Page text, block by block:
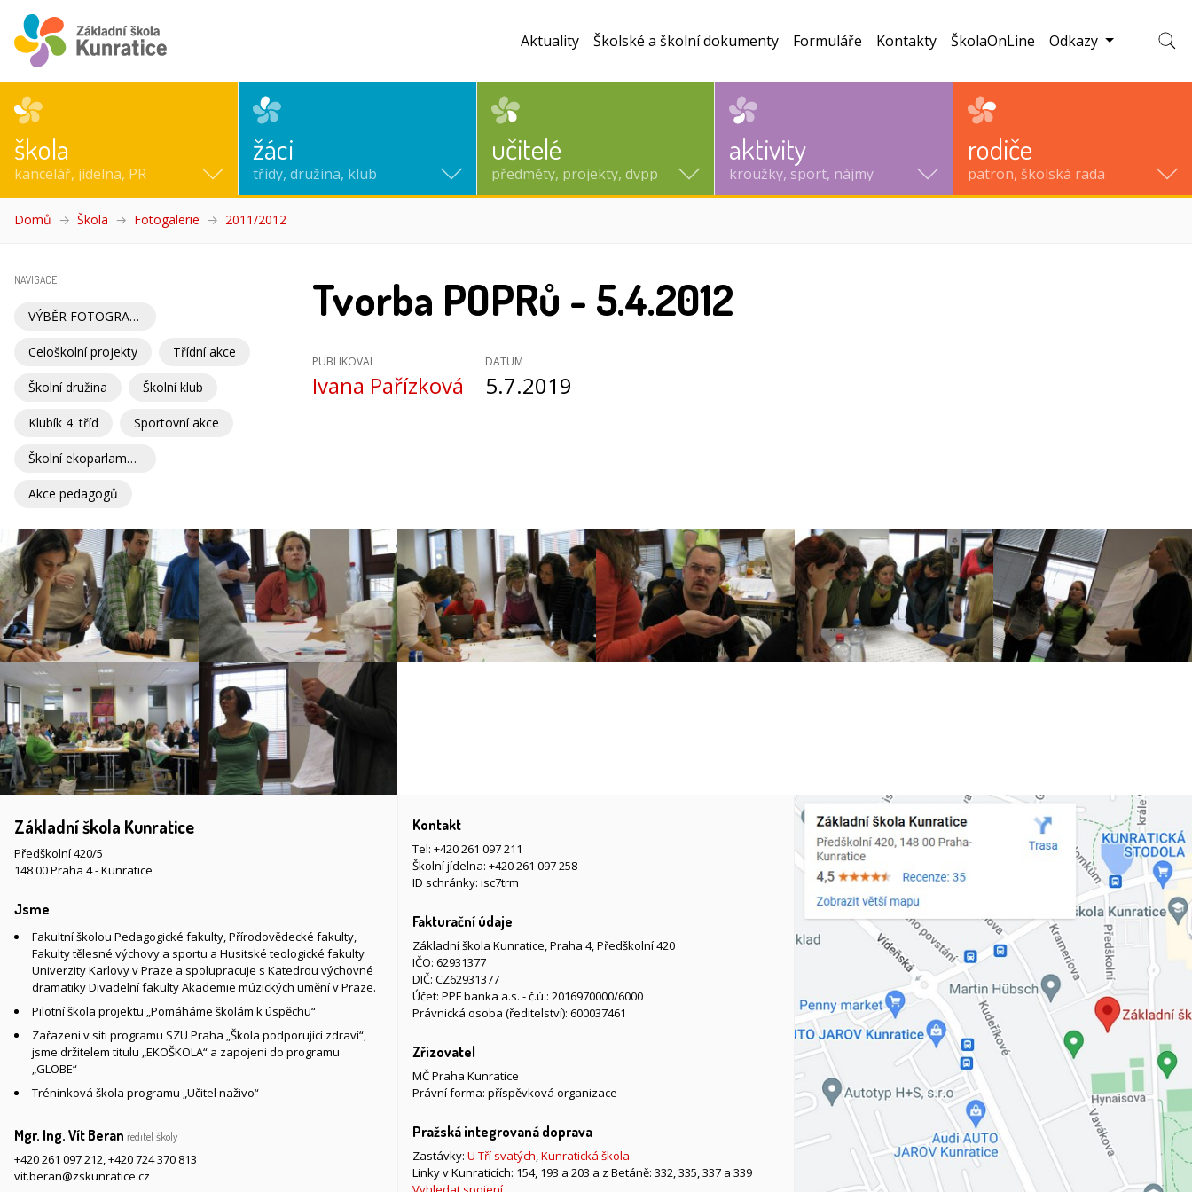
škola
kancelář, jídelna, PR
žáci
třídy, družina, klub
učitelé
předměty, projekty, dvpp
aktivity
kroužky, sport, nájmy
rodiče
patron, školská rada
Aktuality Školské a školní dokumenty Formuláře Kontakty ŠkolaOnLine Odkazy
Domů Škola Fotogalerie 2011/2012
NAVIGACE
VÝBĚR FOTOGRAFIÍ
Celoškolní projekty Třídní akce
Školní družina Školní klub
Klubík 4. tříd Sportovní akce
Školní ekoparlament
Akce pedagogů
Tvorba POPRů - 5.4.2012
PUBLIKOVAL
Ivana Pařízková
DATUM
5.7.2019
Základní škola Kunratice
Předškolní 420/5
148 00 Praha 4 - Kunratice
Jsme
Fakultní školou Pedagogické fakulty, Přírodovědecké fakulty,
Fakulty tělesné výchovy a sportu a Husitské teologické fakulty
Univerzity Karlovy v Praze a spolupracuje s Katedrou výchovné
dramatiky Divadelní fakulty Akademie múzických umění v Praze.
Pilotní škola projektu „Pomáháme školám k úspěchu“
Zařazeni v síti programu SZU Praha „Škola podporující zdraví“,
jsme držitelem titulu „EKOŠKOLA“ a zapojeni do programu
„GLOBE“
Tréninková škola programu „Učitel naživo“
Mgr. Ing. Vít Beran ředitel školy
+420 261 097 212,+420 724 370 813
vit.beran@zskunratice.cz
Kontakt
Tel: +420 261 097 211
Školní jídelna: +420 261 097 258
ID schránky: isc7trm
Fakturační údaje
Základní škola Kunratice, Praha 4, Předškolní 420
IČO: 62931377
DIČ: CZ62931377
Účet: PPF banka a.s. - č.ú.: 2016970000/6000
Právnická osoba (ředitelství): 600037461
Zřizovatel
MČ Praha Kunratice
Právní forma: příspěvková organizace
Pražská integrovaná doprava
Zastávky: U Tří svatých,Kunratická škola
Linky v Kunraticích: 154, 193 a 203 a z Betáně: 332, 335, 337 a 339